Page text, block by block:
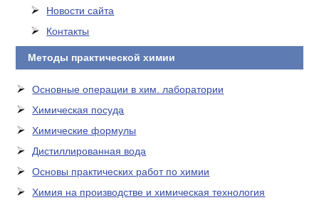
Новости сайта
Контакты
Методы практической химии
Основные операции в хим. лаборатории
Химическая посуда
Химические формулы
Дистиллированная вода
Основы практических работ по химии
Химия на производстве и химическая технология